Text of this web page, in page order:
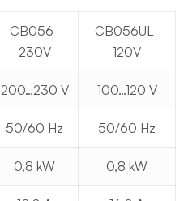
CB056-
230V
CB056UL-
120V
200…230 V 100…120 V
50/60 Hz 50/60 Hz
0,8 kW 0,8 kW